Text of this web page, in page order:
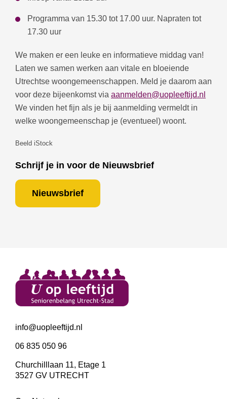
Programma van 15.30 tot 17.00 uur. Napraten tot
17.30 uur
We maken er een leuke en informatieve middag van!
Laten we samen werken aan vitale en bloeiende
Utrechtse woongemeenschappen. Meld je daarom aan
voor deze bijeenkomst via aanmelden@uopleeftijd.nl
We vinden het fijn als je bij aanmelding vermeldt in
welke woongemeenschap je (eventueel) woont.
Beeld iStock
Schrijf je in voor de Nieuwsbrief
Nieuwsbrief
info@uopleeftijd.nl
06 835 050 96
Churchilllaan 11, Etage 1
3527 GV UTRECHT